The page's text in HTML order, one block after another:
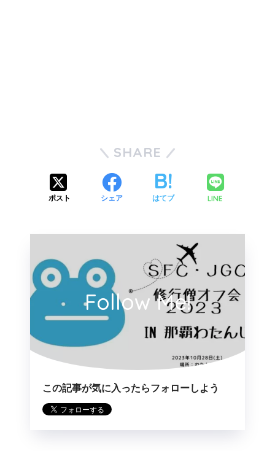
SHARE
ポスト シェア はてブ LINE
Follow Me!
この記事が気に入ったらフォローしよう